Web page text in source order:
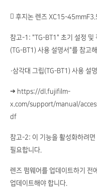
 후지논 렌즈 XC15-
참고-1: "TG-BT1" 초기 설정 및
(TG-BT1) 사용 설명서"를 참고
・삼각대 그립(TG-BT1) 사용 설
➔ https://dl.fujifilm-
x.com/support/manual/
df
참고-2: 이 기능을 활성화하려
필요합니다.
렌즈 펌웨어를 업데이트하기 전
업데이트해야 합니다.